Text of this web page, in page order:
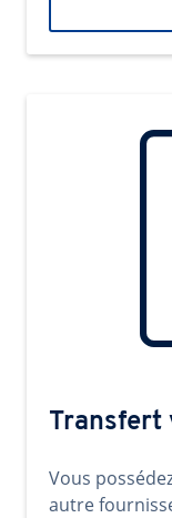
Transfert
Vous
autre